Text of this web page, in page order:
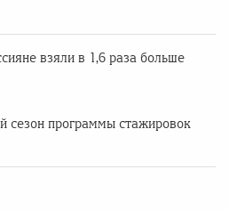
взяли в 1,6 раза больше
сезон программы стажировок